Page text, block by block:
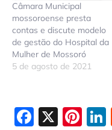
Câmara Municipal
mossoroense presta
contas e discute modelo
de gestão do Hospital da
Mulher de Mossoró
5 de agosto de 2021
X